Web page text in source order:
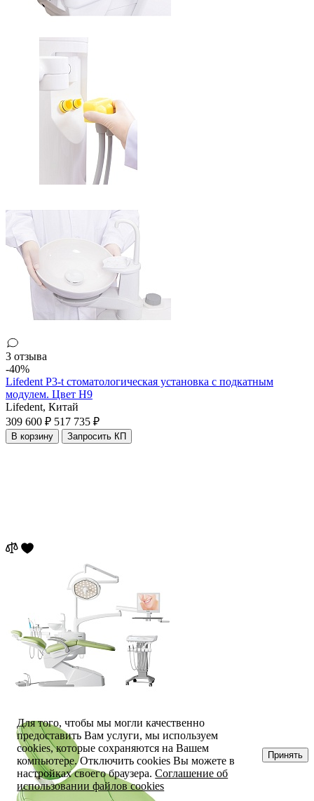
3 отзыва
-40%
Lifedent P3-t стоматологическая установка с подкатным
модулем. Цвет H9
Lifedent, Китай
309 600 ₽ 517 735 ₽
В корзину Запросить КП
Для того, чтобы мы могли качественно
предоставить Вам услуги, мы используем
cookies, которые сохраняются на Вашем
компьютере. Отключить cookies Вы можете в
настройках своего браузера.Соглашение об
использовании файлов cookies
Принять